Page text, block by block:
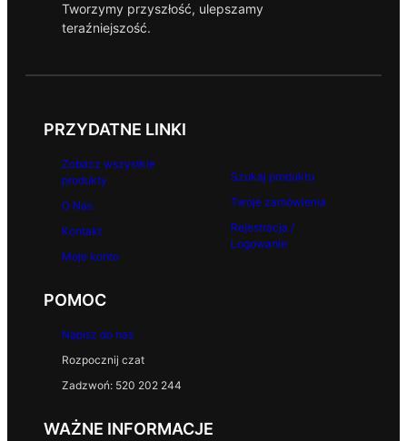
Tworzymy przyszłość, ulepszamy
teraźniejszość.
PRZYDATNE LINKI
Zobacz wszystkie
produkty
O Nas
Kontakt
Moje konto
Szukaj produktu
Twoje zamówienia
Rejestracja /
Logowanie
POMOC
Napisz do nas
Rozpocznij czat
Zadzwoń: 520 202 244
WAŻNE INFORMACJE